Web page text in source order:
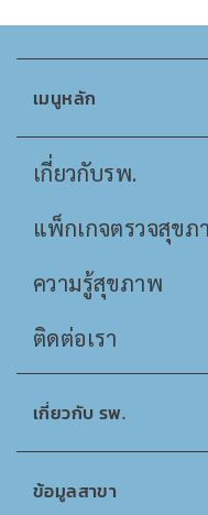
เมนูหลัก
เกี่ยวกับรพ.
แพ็กเกจตรวจสุขภ
ความรู้สุขภาพ
ติดต่อเรา
เกี่ยวกับ รพ.
ข้อมูลสาขา